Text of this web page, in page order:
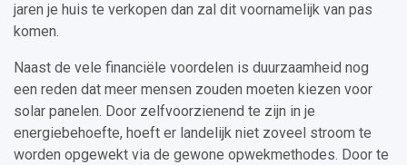
jaren je huis te verkopen dan zal dit voornamelijk van pas
komen.
Naast de vele financiële voordelen is duurzaamheid nog
een reden dat meer mensen zouden moeten kiezen voor
solar panelen. Door zelfvoorzienend te zijn in je
energiebehoefte, hoeft er landelijk niet zoveel stroom te
worden opgewekt via de gewone opwekmethodes. Door te